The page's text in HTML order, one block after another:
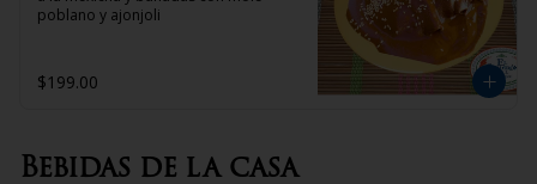
poblano y ajonjoli
$199.00
Bebidas de la casa